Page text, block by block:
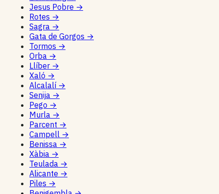
Jesus Pobre →
Rotes →
Sagra →
Gata de Gorgos →
Tormos →
Orba →
Llíber →
Xaló →
Alcalalí →
Senija →
Pego →
Murla →
Parcent →
Campell →
Benissa →
Xàbia →
Teulada →
Alicante →
Piles →